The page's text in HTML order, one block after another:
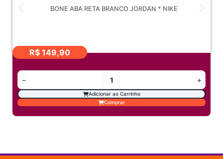
BONE ABA RETA BRANCO JORDAN * NIKE
R$ 149,90
− +
Adicionar ao Carrinho
Comprar